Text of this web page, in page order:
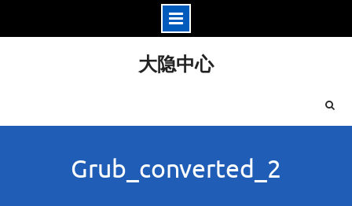
大隐中心
Grub_converted_2